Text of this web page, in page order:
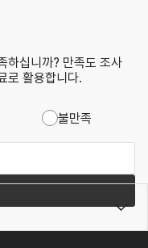
하십니까? 만족도 조사
로 활용합니다.
불만족